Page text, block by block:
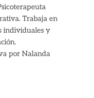
Trabaja en
individuales y
por Nalanda